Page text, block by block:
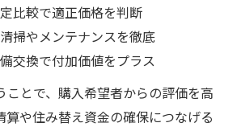
比較で適正価格を判断
掃やメンテナンスを徹底
交換で付加価値をプラス
ことで、購入希望者からの評価を高
算や住み替え資金の確保につなげる